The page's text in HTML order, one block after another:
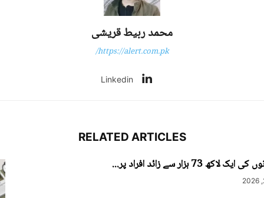
محمد ربیط قریشی
https://alert.com.pk/
Linkedin
RELATED ARTICLES
73 ہزار سے زائد افراد پر...